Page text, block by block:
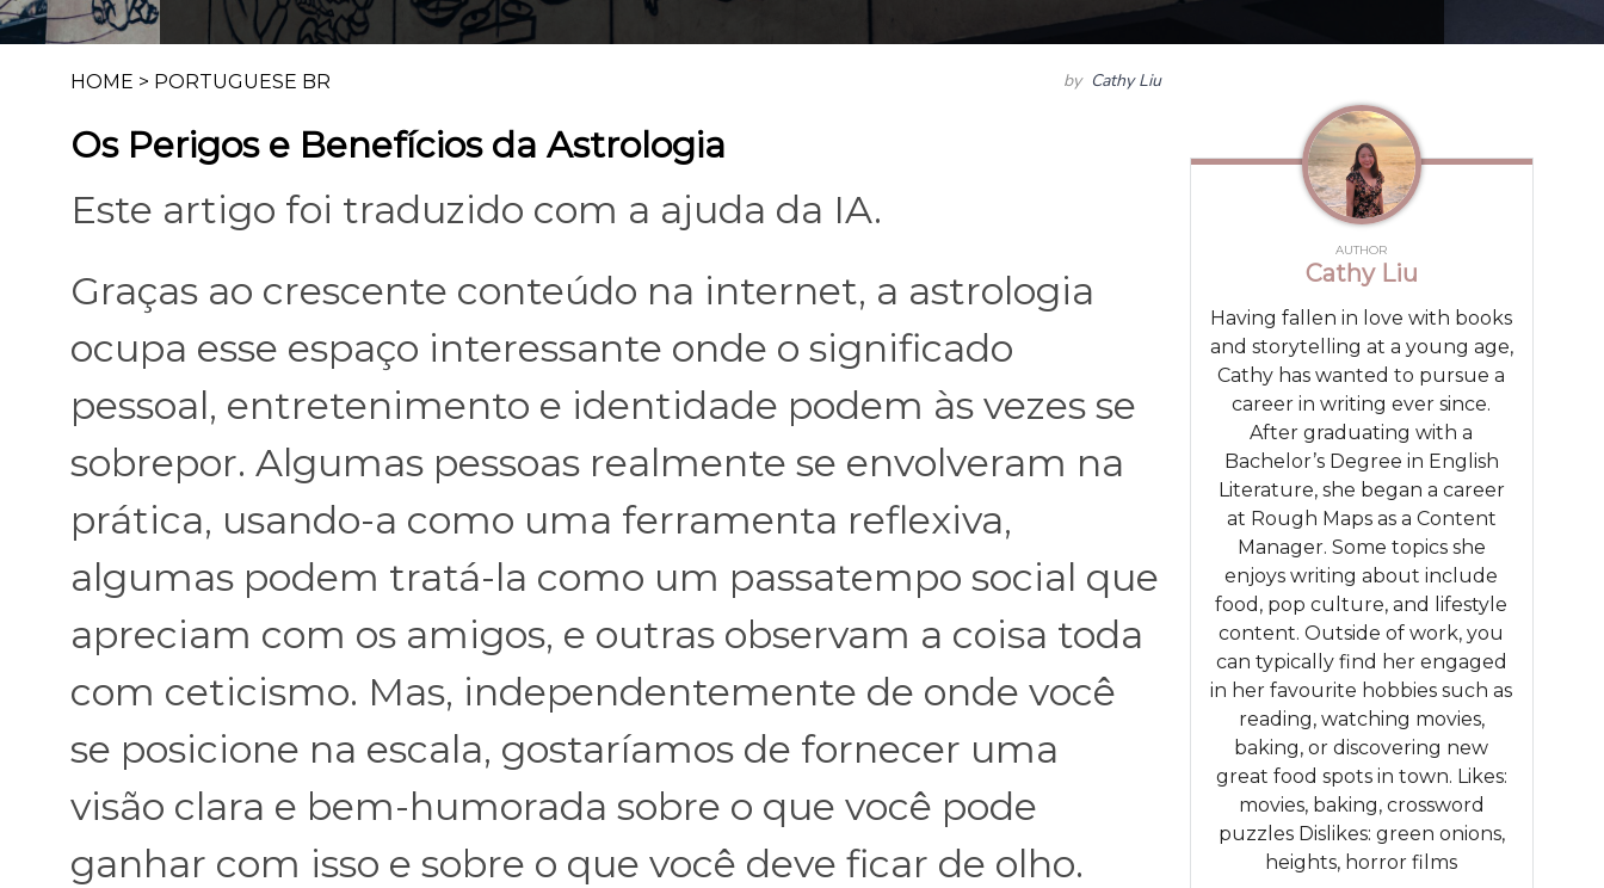
HOME > PORTUGUESE BR by Cathy Liu
Os Perigos e Benefícios da Astrologia
Este artigo foi traduzido com a ajuda da IA.
Graças ao crescente conteúdo na internet, a astrologia
ocupa esse espaço interessante onde o significado
pessoal, entretenimento e identidade podem às vezes se
sobrepor. Algumas pessoas realmente se envolveram na
prática, usando-a como uma ferramenta reflexiva,
algumas podem tratá-la como um passatempo social que
apreciam com os amigos, e outras observam a coisa toda
com ceticismo. Mas, independentemente de onde você
se posicione na escala, gostaríamos de fornecer uma
visão clara e bem-humorada sobre o que você pode
ganhar com isso e sobre o que você deve ficar de olho.
AUTHOR
Cathy Liu
Having fallen in love with books
and storytelling at a young age,
Cathy has wanted to pursue a
career in writing ever since.
After graduating with a
Bachelor’s Degree in English
Literature, she began a career
at Rough Maps as a Content
Manager. Some topics she
enjoys writing about include
food, pop culture, and lifestyle
content. Outside of work, you
can typically find her engaged
in her favourite hobbies such as
reading, watching movies,
baking, or discovering new
great food spots in town. Likes:
movies, baking, crossword
puzzles Dislikes: green onions,
heights, horror films